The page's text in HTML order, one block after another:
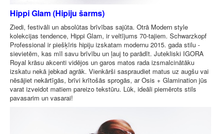
Hippi Glam (Hipiju šarms)
Ziedi, festivāli un absolūtas brīvības sajūta. Otrā Modern style
kolekcijas tendence, Hippi Glam, ir veltījums 70-tajiem. Schwarzkopf
Professional ir piešķīris hipiju izskatam modernu 2015. gada stilu -
sievietēm, kas mīl savu brīvību un ļauj to parādīt. Jutekliski IGORA
Royal krāsu akcenti vidējos un garos matos rada izsmalcinātāku
izskatu nekā jebkad agrāk. Vienkārši saspraudiet matus uz augšu vai
nēsājiet nekārtīgās, brīvi krītošās sprogās, ar Osis + Glamination jūs
varat izveidot matiem pareizo tekstūru. Lūk, ideāli piemērots stils
pavasarim un vasarai!